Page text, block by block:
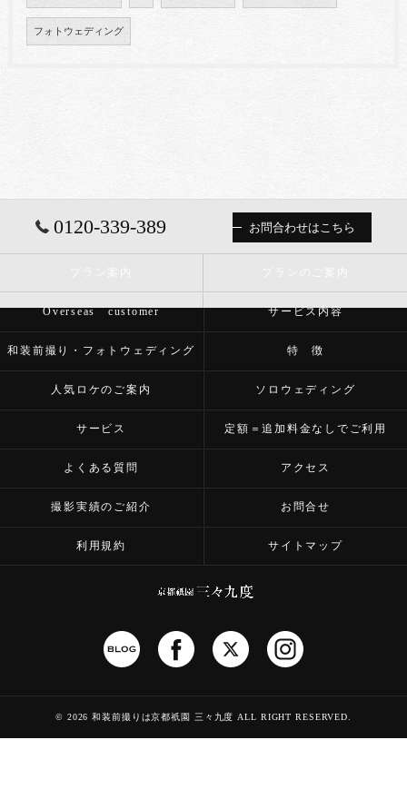
フォトウェディング
0120-339-389 お問合わせはこちら
Overseas customer サービス内容
和装前撮り・フォトウェディング 特 徴
人気ロケのご案内 ソロウェディング
サービス 定額＝追加料金なしでご利用
よくある質問 アクセス
撮影実績のご紹介 お問合せ
利用規約 サイトマップ
© 2026 和装前撮りは京都祇園 三々九度 ALL RIGHT RESERVED.